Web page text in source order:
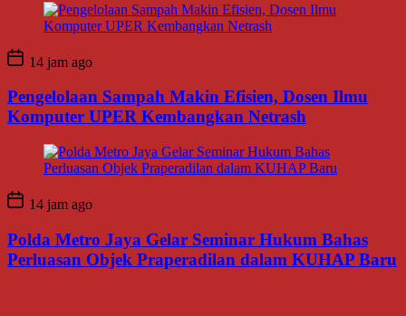
14 jam ago
Pengelolaan Sampah Makin Efisien, Dosen Ilmu
Komputer UPER Kembangkan Netrash
14 jam ago
Polda Metro Jaya Gelar Seminar Hukum Bahas
Perluasan Objek Praperadilan dalam KUHAP Baru